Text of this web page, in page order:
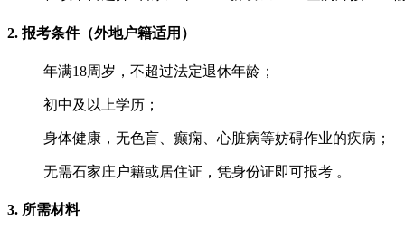
‌2. 报考条件（外地户籍适用）‌
年满‌18周岁‌，不超过法定退休年龄；
‌初中及以上学历‌；
‌身体健康‌，无色盲、癫痫、心脏病等妨碍作业的疾病；
‌无需石家庄户籍或居住证‌，凭身份证即可报考 ‌‌。
‌3. 所需材料‌